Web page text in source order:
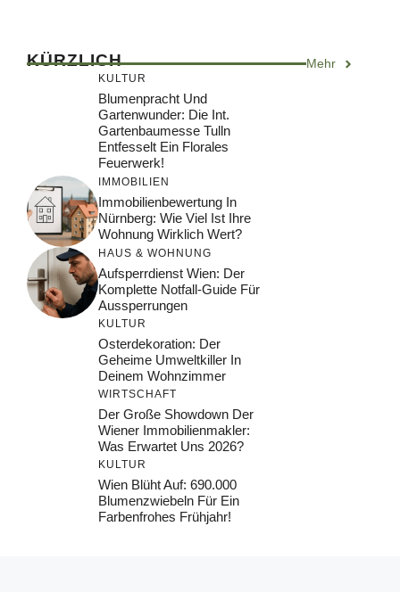
KÜRZLICH Mehr
KULTUR
Blumenpracht Und
Gartenwunder: Die Int.
Gartenbaumesse Tulln
Entfesselt Ein Florales
Feuerwerk!
IMMOBILIEN
Immobilienbewertung In
Nürnberg: Wie Viel Ist Ihre
Wohnung Wirklich Wert?
HAUS & WOHNUNG
Aufsperrdienst Wien: Der
Komplette Notfall-Guide Für
Aussperrungen
KULTUR
Osterdekoration: Der
Geheime Umweltkiller In
Deinem Wohnzimmer
WIRTSCHAFT
Der Große Showdown Der
Wiener Immobilienmakler:
Was Erwartet Uns 2026?
KULTUR
Wien Blüht Auf: 690.000
Blumenzwiebeln Für Ein
Farbenfrohes Frühjahr!